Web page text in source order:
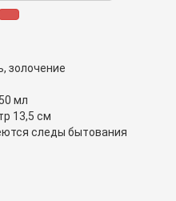
золочение
мл
13,5 см
следы бытования